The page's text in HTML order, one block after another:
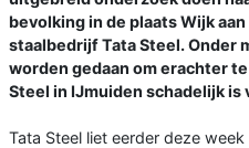
bevolking in de plaats Wijk
staalbedrijf Tata Steel. Onder
worden gedaan om erachter
Steel in IJmuiden schadelijk
Tata Steel liet eerder deze